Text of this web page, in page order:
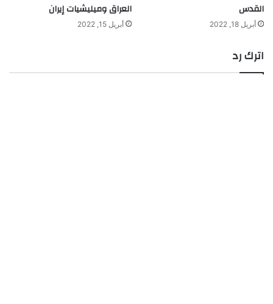
القدس
أبريل 18, 2022
العراق وميليشيات إيران
أبريل 15, 2022
اترك رد